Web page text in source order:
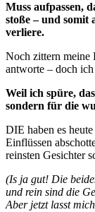
Muss aufpassen,
stoße – und somit
verliere.
Noch zittern meine
antworte – doch
Weil ich spüre,
sondern für die
DIE haben es
Einflüssen
reinsten Gesichter
(Is ja gut! Die
und rein sind die
Aber jetzt lasst